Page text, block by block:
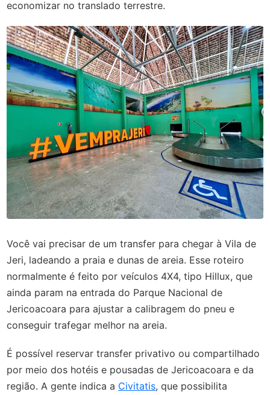
economizar no translado terrestre.
Você vai precisar de um transfer para chegar à Vila de
Jeri, ladeando a praia e dunas de areia. Esse roteiro
normalmente é feito por veículos 4X4, tipo Hillux, que
ainda param na entrada do Parque Nacional de
Jericoacoara para ajustar a calibragem do pneu e
conseguir trafegar melhor na areia.
É possível reservar transfer privativo ou compartilhado
por meio dos hotéis e pousadas de Jericoacoara e da
região. A gente indica a Civitatis, que possibilita